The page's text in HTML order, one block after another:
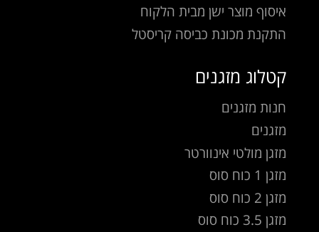
איסוף מוצר ישן מבית הלקוח
התקנת מכונת כביסה קריסטל
קטלוג מזגנים
חנות מזגנים
מזגנים
מזגן מולטי אינוורטר
מזגן 1 כוח סוס
מזגן 2 כוח סוס
מזגן 3.5 כוח סוס